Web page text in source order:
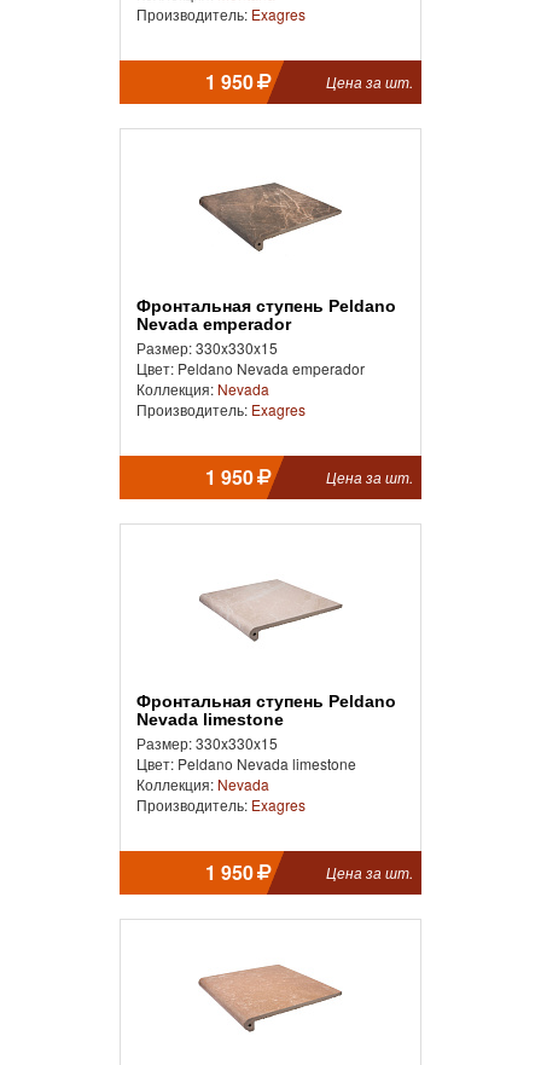
Производитель: Exagres
1 950 Цена за шт.
Фронтальная ступень Peldano
Nevada emperador
Размер: 330x330x15
Цвет: Peldano Nevada emperador
Коллекция: Nevada
Производитель: Exagres
1 950 Цена за шт.
Фронтальная ступень Peldano
Nevada limestone
Размер: 330x330x15
Цвет: Peldano Nevada limestone
Коллекция: Nevada
Производитель: Exagres
1 950 Цена за шт.